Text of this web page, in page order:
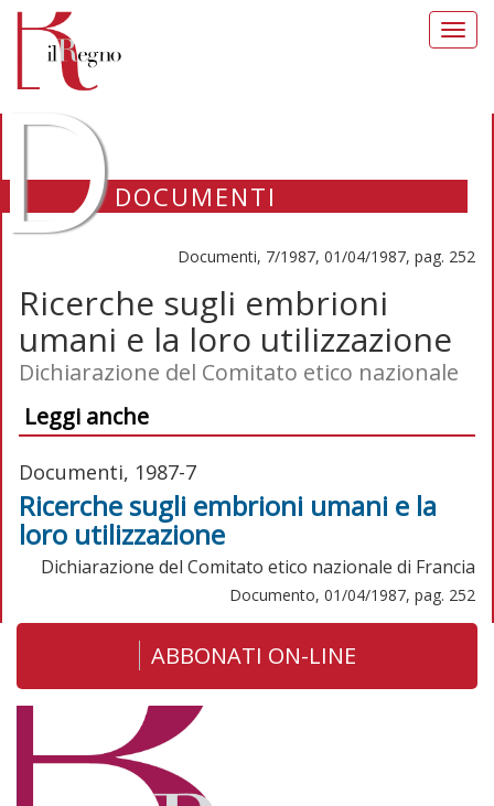
DOCUMENTI
Documenti, 7/1987, 01/04/1987, pag. 252
Ricerche sugli embrioni
umani e la loro utilizzazione
Dichiarazione del Comitato etico nazionale
Leggi anche
Documenti, 1987-7
Ricerche sugli embrioni umani e la
loro utilizzazione
Dichiarazione del Comitato etico nazionale di Francia
Documento, 01/04/1987, pag. 252
ABBONATI ON-LINE